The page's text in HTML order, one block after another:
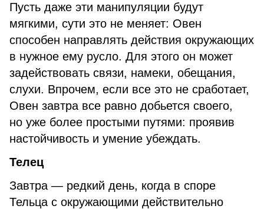
Пусть даже эти манипуляции будут
мягкими, сути это не меняет: Овен
способен направлять действия окружающих
в нужное ему русло. Для этого он может
задействовать связи, намеки, обещания,
слухи. Впрочем, если все это не сработает,
Овен завтра все равно добьется своего,
но уже более простыми путями: проявив
настойчивость и умение убеждать.
Телец
Завтра — редкий день, когда в споре
Тельца с окружающими действительно